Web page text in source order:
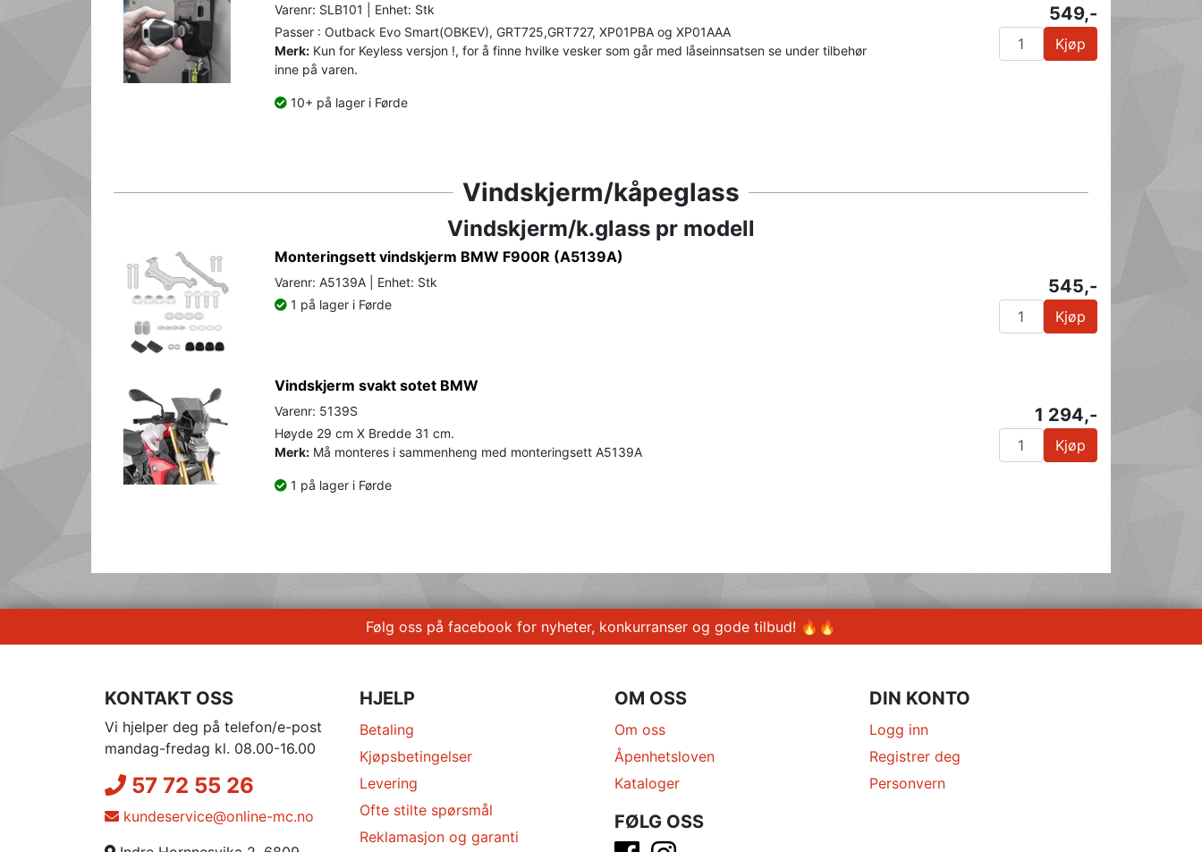
Varenr: SLB101 | Enhet: Stk
Passer : Outback Evo Smart(OBKEV), GRT725,GRT727, XP01PBA og XP01AAA
Merk: Kun for Keyless versjon !, for å finne hvilke vesker som går med låseinnsatsen se under tilbehør
inne på varen.
10+ på lager i Førde
549,-
Kjøp
Vindskjerm/kåpeglass
Vindskjerm/k.glass pr modell
Monteringsett vindskjerm BMW F900R (A5139A)
Varenr: A5139A | Enhet: Stk
1 på lager i Førde
545,-
Kjøp
Vindskjerm svakt sotet BMW
Varenr: 5139S
Høyde 29 cm X Bredde 31 cm.
Merk: Må monteres i sammenheng med monteringsett A5139A
1 på lager i Førde
1 294,-
Kjøp
Følg oss på facebook for nyheter, konkurranser og gode tilbud! 🔥🔥
KONTAKT OSS
Vi hjelper deg på telefon/e-post
mandag-fredag kl. 08.00-16.00
57 72 55 26
kundeservice@online-mc.no
HJELP
Betaling
Kjøpsbetingelser
Levering
Ofte stilte spørsmål
Reklamasjon og garanti
OM OSS
Om oss
Åpenhetsloven
Kataloger
FØLG OSS
DIN KONTO
Logg inn
Registrer deg
Personvern